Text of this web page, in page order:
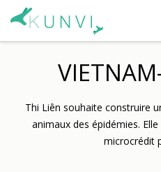
Thi Liên souhaite construire
animaux des épidémies.
microcrédit